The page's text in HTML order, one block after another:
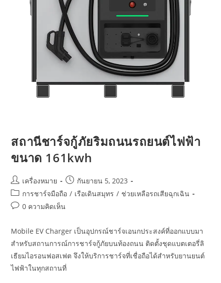
สถานีชาร์จกู้ภัยริมถนนรถยนต์ไฟฟ้า
ขนาด 161kwh
เครื่องหมาย
กันยายน 5, 2023
การชาร์จมือถือ / เรือเดินสมุทร / ช่วยเหลือรถเสียฉุกเฉิน
0 ความคิดเห็น
Mobile EV Charger เป็นอุปกรณ์ชาร์จเอนกประสงค์ที่ออกแบบมา
สำหรับสถานการณ์การชาร์จกู้ภัยบนท้องถนน ติดตั้งชุดแบตเตอรี่ลิ
เธียมไอรอนฟอสเฟต จึงให้บริการชาร์จที่เชื่อถือได้สำหรับยานยนต์
ไฟฟ้าในทุกสถานที่